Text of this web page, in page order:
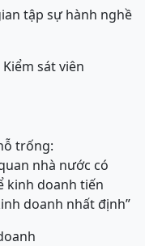
tập sự hành nghề
Kiểm sát viên
trống:
nhà nước có
kinh doanh tiến
doanh nhất định”